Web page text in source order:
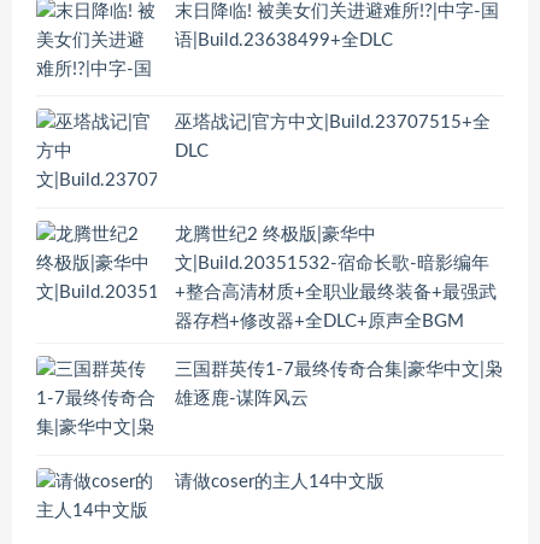
末日降临! 被美女们关进避难所!?|中字-国
语|Build.23638499+全DLC
巫塔战记|官方中文|Build.23707515+全
DLC
龙腾世纪2 终极版|豪华中
文|Build.20351532-宿命长歌-暗影编年
+整合高清材质+全职业最终装备+最强武
器存档+修改器+全DLC+原声全BGM
三国群英传1-7最终传奇合集|豪华中文|枭
雄逐鹿-谋阵风云
请做coser的主人14中文版